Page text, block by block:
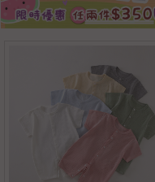
全部尺寸 59